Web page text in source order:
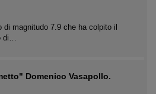
magnitudo 7.9 che ha colpito il
di…
Domenico Vasapollo.